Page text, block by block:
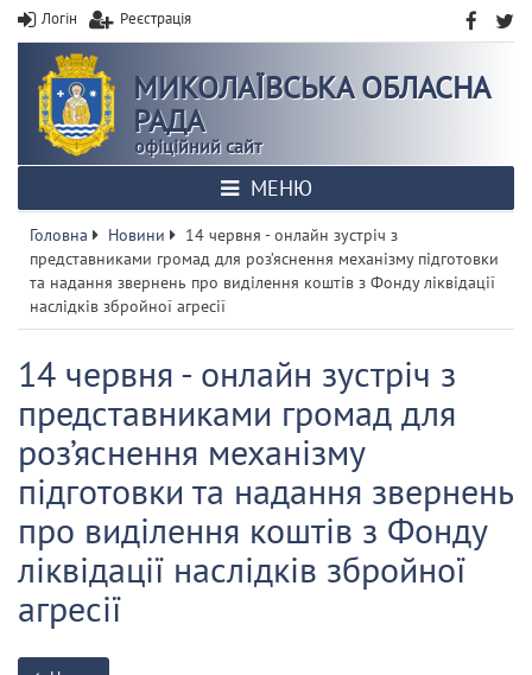
Логін Реєстрація
МИКОЛАЇВСЬКА ОБЛАСНА
РАДА
офіційний сайт
МЕНЮ
Головна Новини
14 червня - онлайн зустріч з
представниками громад для роз’яснення механізму підготовки
та надання звернень про виділення коштів з Фонду ліквідації
наслідків збройної агресії
14 червня - онлайн зустріч з
представниками громад для
роз’яснення механізму
підготовки та надання звернень
про виділення коштів з Фонду
ліквідації наслідків збройної
агресії